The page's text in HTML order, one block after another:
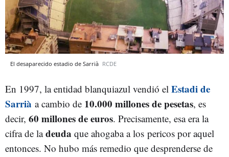
El desaparecido estadio de Sarrià RCDE
En 1997, la entidad blanquiazul vendió el Estadi de
Sarrià a cambio de 10.000 millones de pesetas, es
decir, 60 millones de euros. Precisamente, esa era la
cifra de ladeuda que ahogaba a los pericos por aquel
entonces. No hubo más remedio que desprenderse de